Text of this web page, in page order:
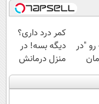
"در
+
کمر درد داری؟
دیگه بسه! در
منزل درمانش
کن
(◀پرسش‌نامه)